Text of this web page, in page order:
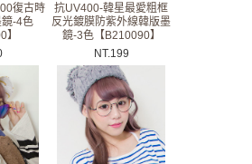
復古時
-4色
】
抗UV400-韓星最愛粗框
反光鍍膜防紫外線韓版墨
鏡-3色【B210090】
NT.199